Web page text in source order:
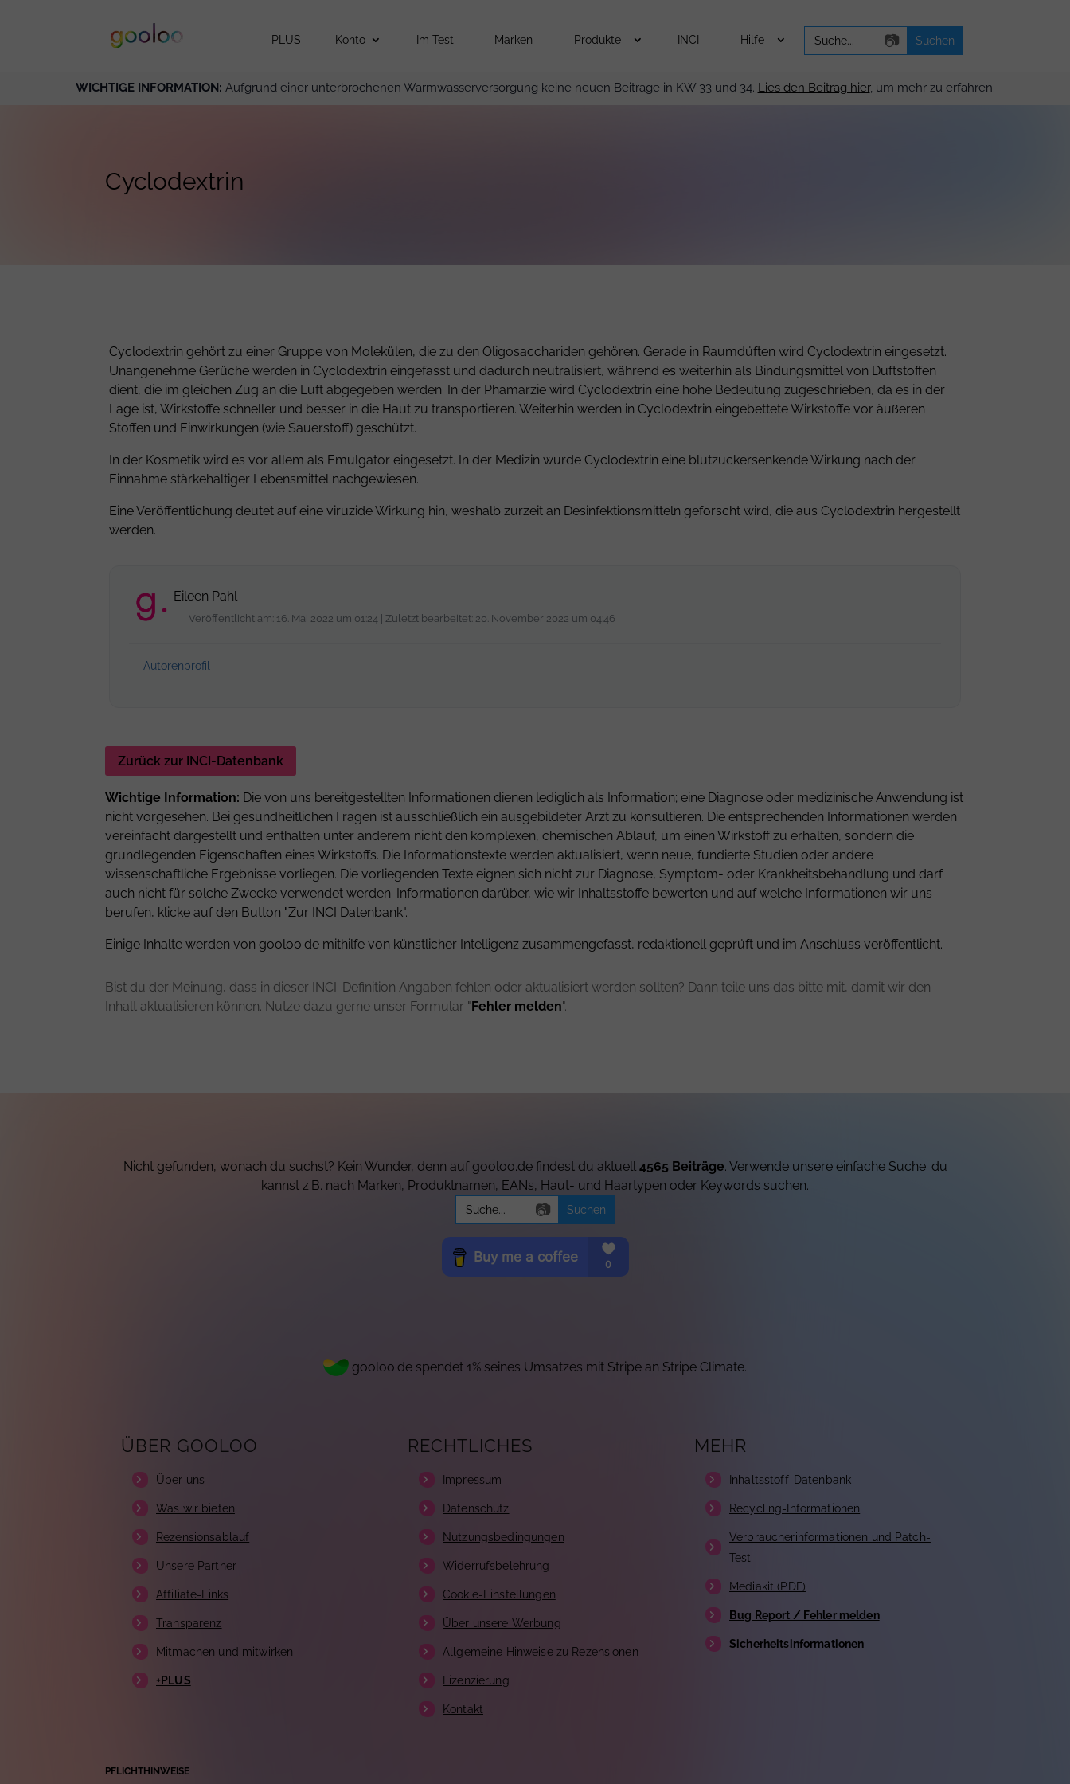
PLUS Konto Im Test Marken Produkte INCI Hilfe
Search
for:
📷
WICHTIGE INFORMATION: Aufgrund einer unterbrochenen Warmwasserversorgung keine neuen Beiträge in KW 33 und 34. Lies den Beitrag hier, um mehr zu erfahren.
Cyclodextrin
Cyclodextrin gehört zu einer Gruppe von Molekülen, die zu den Oligosacchariden gehören. Gerade in Raumdüften wird Cyclodextrin eingesetzt.
Unangenehme Gerüche werden in Cyclodextrin eingefasst und dadurch neutralisiert, während es weiterhin als Bindungsmittel von Duftstoffen
dient, die im gleichen Zug an die Luft abgegeben werden. In der Phamarzie wird Cyclodextrin eine hohe Bedeutung zugeschrieben, da es in der
Lage ist, Wirkstoffe schneller und besser in die Haut zu transportieren. Weiterhin werden in Cyclodextrin eingebettete Wirkstoffe vor äußeren
Stoffen und Einwirkungen (wie Sauerstoff) geschützt.
In der Kosmetik wird es vor allem als Emulgator eingesetzt. In der Medizin wurde Cyclodextrin eine blutzuckersenkende Wirkung nach der
Einnahme stärkehaltiger Lebensmittel nachgewiesen.
Eine Veröffentlichung deutet auf eine viruzide Wirkung hin, weshalb zurzeit an Desinfektionsmitteln geforscht wird, die aus Cyclodextrin hergestellt
werden.
Eileen Pahl
Veröffentlicht am: 16. Mai 2022 um 01:24 | Zuletzt bearbeitet: 20. November 2022 um 04:46
Autorenprofil
Zurück zur INCI-Datenbank
Wichtige Information: Die von uns bereitgestellten Informationen dienen lediglich als Information; eine Diagnose oder medizinische Anwendung ist
nicht vorgesehen. Bei gesundheitlichen Fragen ist ausschließlich ein ausgebildeter Arzt zu konsultieren. Die entsprechenden Informationen werden
vereinfacht dargestellt und enthalten unter anderem nicht den komplexen, chemischen Ablauf, um einen Wirkstoff zu erhalten, sondern die
grundlegenden Eigenschaften eines Wirkstoffs. Die Informationstexte werden aktualisiert, wenn neue, fundierte Studien oder andere
wissenschaftliche Ergebnisse vorliegen. Die vorliegenden Texte eignen sich nicht zur Diagnose, Symptom- oder Krankheitsbehandlung und darf
auch nicht für solche Zwecke verwendet werden. Informationen darüber, wie wir Inhaltsstoffe bewerten und auf welche Informationen wir uns
berufen, klicke auf den Button "Zur INCI Datenbank".
Einige Inhalte werden von gooloo.de mithilfe von künstlicher Intelligenz zusammengefasst, redaktionell geprüft und im Anschluss veröffentlicht.
Bist du der Meinung, dass in dieser INCI-Definition Angaben fehlen oder aktualisiert werden sollten? Dann teile uns das bitte mit, damit wir den
Inhalt aktualisieren können. Nutze dazu gerne unser Formular "Fehler melden".
Nicht gefunden, wonach du suchst? Kein Wunder, denn auf gooloo.de findest du aktuell 4565 Beiträge. Verwende unsere einfache Suche: du
kannst z.B. nach Marken, Produktnamen, EANs, Haut- und Haartypen oder Keywords suchen.
Search
for:
📷
gooloo.de spendet 1% seines Umsatzes mit Stripe an Stripe Climate.
ÜBER GOOLOO
Über uns
Was wir bieten
Rezensionsablauf
Unsere Partner
Affiliate-Links
Transparenz
Mitmachen und mitwirken
+PLUS
RECHTLICHES
Impressum
Datenschutz
Nutzungsbedingungen
Widerrufsbelehrung
Cookie-Einstellungen
Über unsere Werbung
Allgemeine Hinweise zu Rezensionen
Lizenzierung
Kontakt
MEHR
Inhaltsstoff-Datenbank
Recycling-Informationen
Verbraucherinformationen und Patch-
Test
Mediakit (PDF)
Bug Report / Fehler melden
Sicherheitsinformationen
PFLICHTHINWEISE